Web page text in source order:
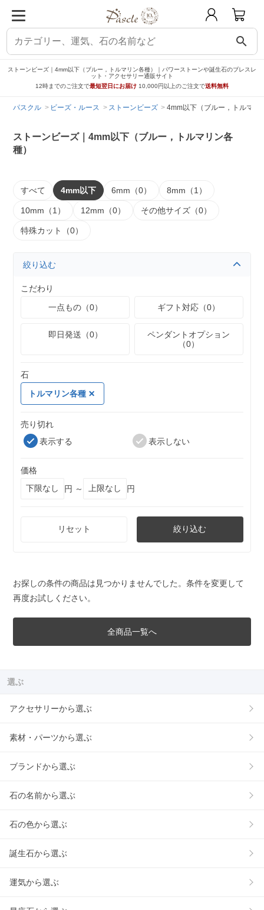
search
ストーンビーズ｜4mm以下（ブルー，トルマリン各種）｜パワーストーンや誕生石のブレスレ
ット・アクセサリー通販サイト
12時までのご注文で最短翌日にお届け 10,000円以上のご注文で送料無料
パスクル ビーズ・ルース ストーンビーズ 4mm以下（ブルー，トルマリ
ストーンビーズ｜4mm以下（ブルー，トルマリン各
種）
すべて 4mm以下 6mm（0） 8mm（1）
10mm（1） 12mm（0） その他サイズ（0）
特殊カット（0）
絞り込む
こだわり
一点もの（0）
ギフト対応（0）
即日発送（0）
ペンダントオプション
（0）
石
トルマリン各種
売り切れ
表示する
表示しない
価格
円 ～
円
リセット 絞り込む
お探しの条件の商品は見つかりませんでした。条件を変更して
再度お試しください。
全商品一覧へ
選ぶ
アクセサリーから選ぶ
素材・パーツから選ぶ
ブランドから選ぶ
石の名前から選ぶ
石の色から選ぶ
誕生石から選ぶ
運気から選ぶ